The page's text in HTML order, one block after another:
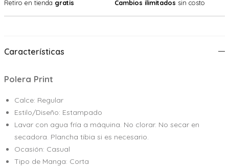
Retiro en tienda gratis Cambios ilimitados sin costo
Características
Polera Print
Calce: Regular
Estilo/Diseño: Estampado
Lavar con agua fría a máquina. No clorar. No secar en
secadora. Plancha tibia si es necesario.
Ocasión: Casual
Tipo de Manga: Corta